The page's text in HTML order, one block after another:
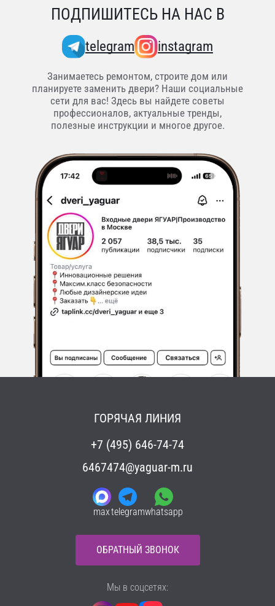
ПОДПИШИТЕСЬ НА НАС В
telegram instagram
Занимаетесь ремонтом, строите дом или
планируете заменить двери? Наши социальные
сети для вас! Здесь вы найдете советы
профессионалов, актуальные тренды,
полезные инструкции и многое другое.
ГОРЯЧАЯ ЛИНИЯ
+7 (495) 646-74-74
6467474@yaguar-m.ru
maxtelegramwhatsapp
ОБРАТНЫЙ ЗВОНОК
Мы в соцсетях: